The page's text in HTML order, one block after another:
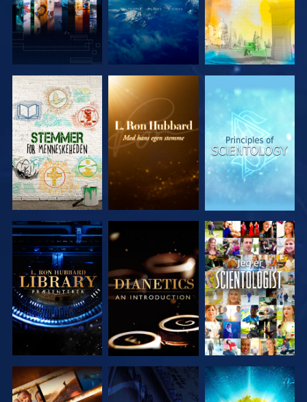
UDFORSK
SERIEN
UDFORSK
SERIEN
UDFORSK
SERIEN
UDFORSK
SERIEN
UDFORSK
SERIEN
SE